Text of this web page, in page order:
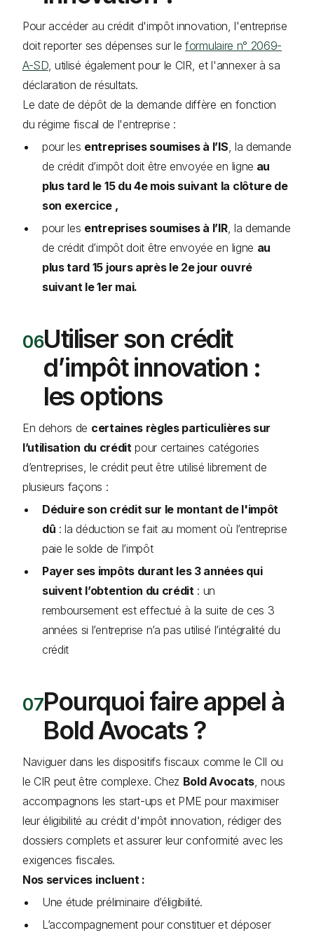
Pour accéder au crédit d'impôt innovation, l'entreprise
doit reporter ses dépenses sur leformulaire n° 2069-
A-SD, utilisé également pour le CIR, et l'annexer à sa
déclaration de résultats.
Le date de dépôt de la demande diffère en fonction
du régime fiscal de l'entreprise :
pour les entreprises soumises à l’IS , la demande
de crédit d’impôt doit être envoyée en ligne au
plus tard le 15 du 4e mois suivant la clôture de
son exercice ,
pour les entreprises soumises à l’IR, la demande
de crédit d’impôt doit être envoyée en ligne au
plus tard 15 jours après le 2e jour ouvré
suivant le 1er mai.
Utiliser son crédit
d’impôt innovation :
les options
En dehors de certaines règles particulières sur
l’utilisation du crédit pour certaines catégories
d’entreprises, le crédit peut être utilisé librement de
plusieurs façons :
Déduire son crédit sur le montant de l'impôt
dû : la déduction se fait au moment où l’entreprise
paie le solde de l’impôt
Payer ses impôts durant les 3 années qui
suivent l’obtention du crédit : un
remboursement est effectué à la suite de ces 3
années si l’entreprise n’a pas utilisé l’intégralité du
crédit
Pourquoi faire appel à
Bold Avocats ?
Naviguer dans les dispositifs fiscaux comme le CII ou
le CIR peut être complexe. Chez Bold Avocats, nous
accompagnons les start-ups et PME pour maximiser
leur éligibilité au crédit d'impôt innovation, rédiger des
dossiers complets et assurer leur conformité avec les
exigences fiscales.
Nos services incluent :
Une étude préliminaire d’éligibilité.
L’accompagnement pour constituer et déposer